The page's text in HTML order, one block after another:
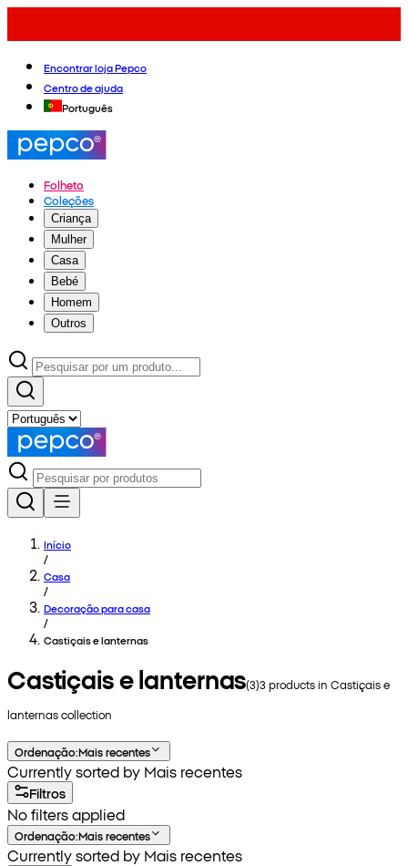
Encontrar loja Pepco
Centro de ajuda
Português
Folheto
Coleções
Criança
Mulher
Casa
Bebé
Homem
Outros
Início
/
Casa
/
Decoração para casa
/
Castiçais e lanternas
Castiçais e lanternas(3)3 products inCastiçais e
lanternascollection
Ordenação:Mais recentes
Currently sorted by Mais recentes
Filtros
No filters applied
Ordenação:Mais recentes
Currently sorted by Mais recentes